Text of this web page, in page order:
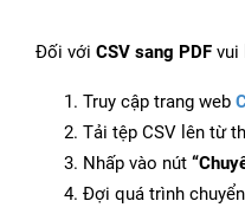
Đối với CSV sang PDF vui
Truy cập trang web
Tải tệp CSV lên từ
Nhấp vào nút
Đợi quá trình